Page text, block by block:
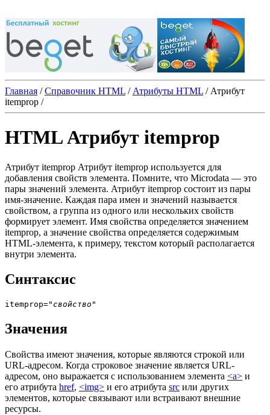
Главная / Справочник HTML / Атрибуты HTML / Атрибут
itemprop /
HTML Атрибут itemprop
Атрибут itemprop Атрибут itemprop используется для
добавления свойств элемента. Помните, что Microdata — это
пары значений элемента. Атрибут itemprop состоит из пары
имя-значение. Каждая пара имен и значений называется
свойством, а группа из одного или нескольких свойств
формирует элемент. Имя свойства определяется значением
itemprop, а значение свойства определяется содержимым
HTML-элемента, к примеру, текстом который располагается
внутри элемента.
Синтаксис
itemprop="свойство"
Значения
Свойства имеют значения, которые являются строкой или
URL-адресом. Когда строковое значение является URL-
адресом, оно выражается с использованием элемента <a> и
его атрибута href, <img> и его атрибута src или других
элементов, которые связывают или встраивают внешние
ресурсы.